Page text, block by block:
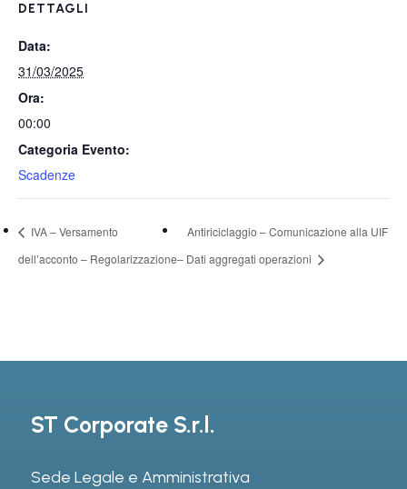
DETTAGLI
Data:
31/03/2025
Ora:
00:00
Categoria Evento:
Scadenze
IVA – Versamento
dell’acconto – Regolarizzazione
Antiriciclaggio – Comunicazione alla UIF
– Dati aggregati operazioni
ST Corporate S.r.l.
Sede Legale e Amministrativa